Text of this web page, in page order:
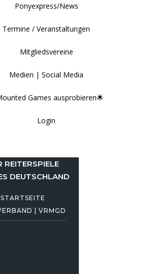
Ponyexpress/News
Termine / Veranstaltungen
Mitgliedsvereine
Medien | Social Media
Games ausprobieren🌟
Login
REITERSPIELE
DEUTSCHLAND
STARTSEITE
| VRMGD